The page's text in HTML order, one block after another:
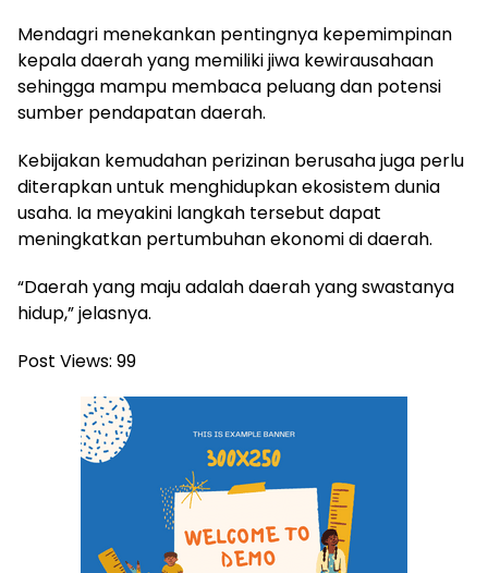
Mendagri menekankan pentingnya kepemimpinan
kepala daerah yang memiliki jiwa kewirausahaan
sehingga mampu membaca peluang dan potensi
sumber pendapatan daerah.
Kebijakan kemudahan perizinan berusaha juga perlu
diterapkan untuk menghidupkan ekosistem dunia
usaha. Ia meyakini langkah tersebut dapat
meningkatkan pertumbuhan ekonomi di daerah.
“Daerah yang maju adalah daerah yang swastanya
hidup,” jelasnya.
Post Views: 99